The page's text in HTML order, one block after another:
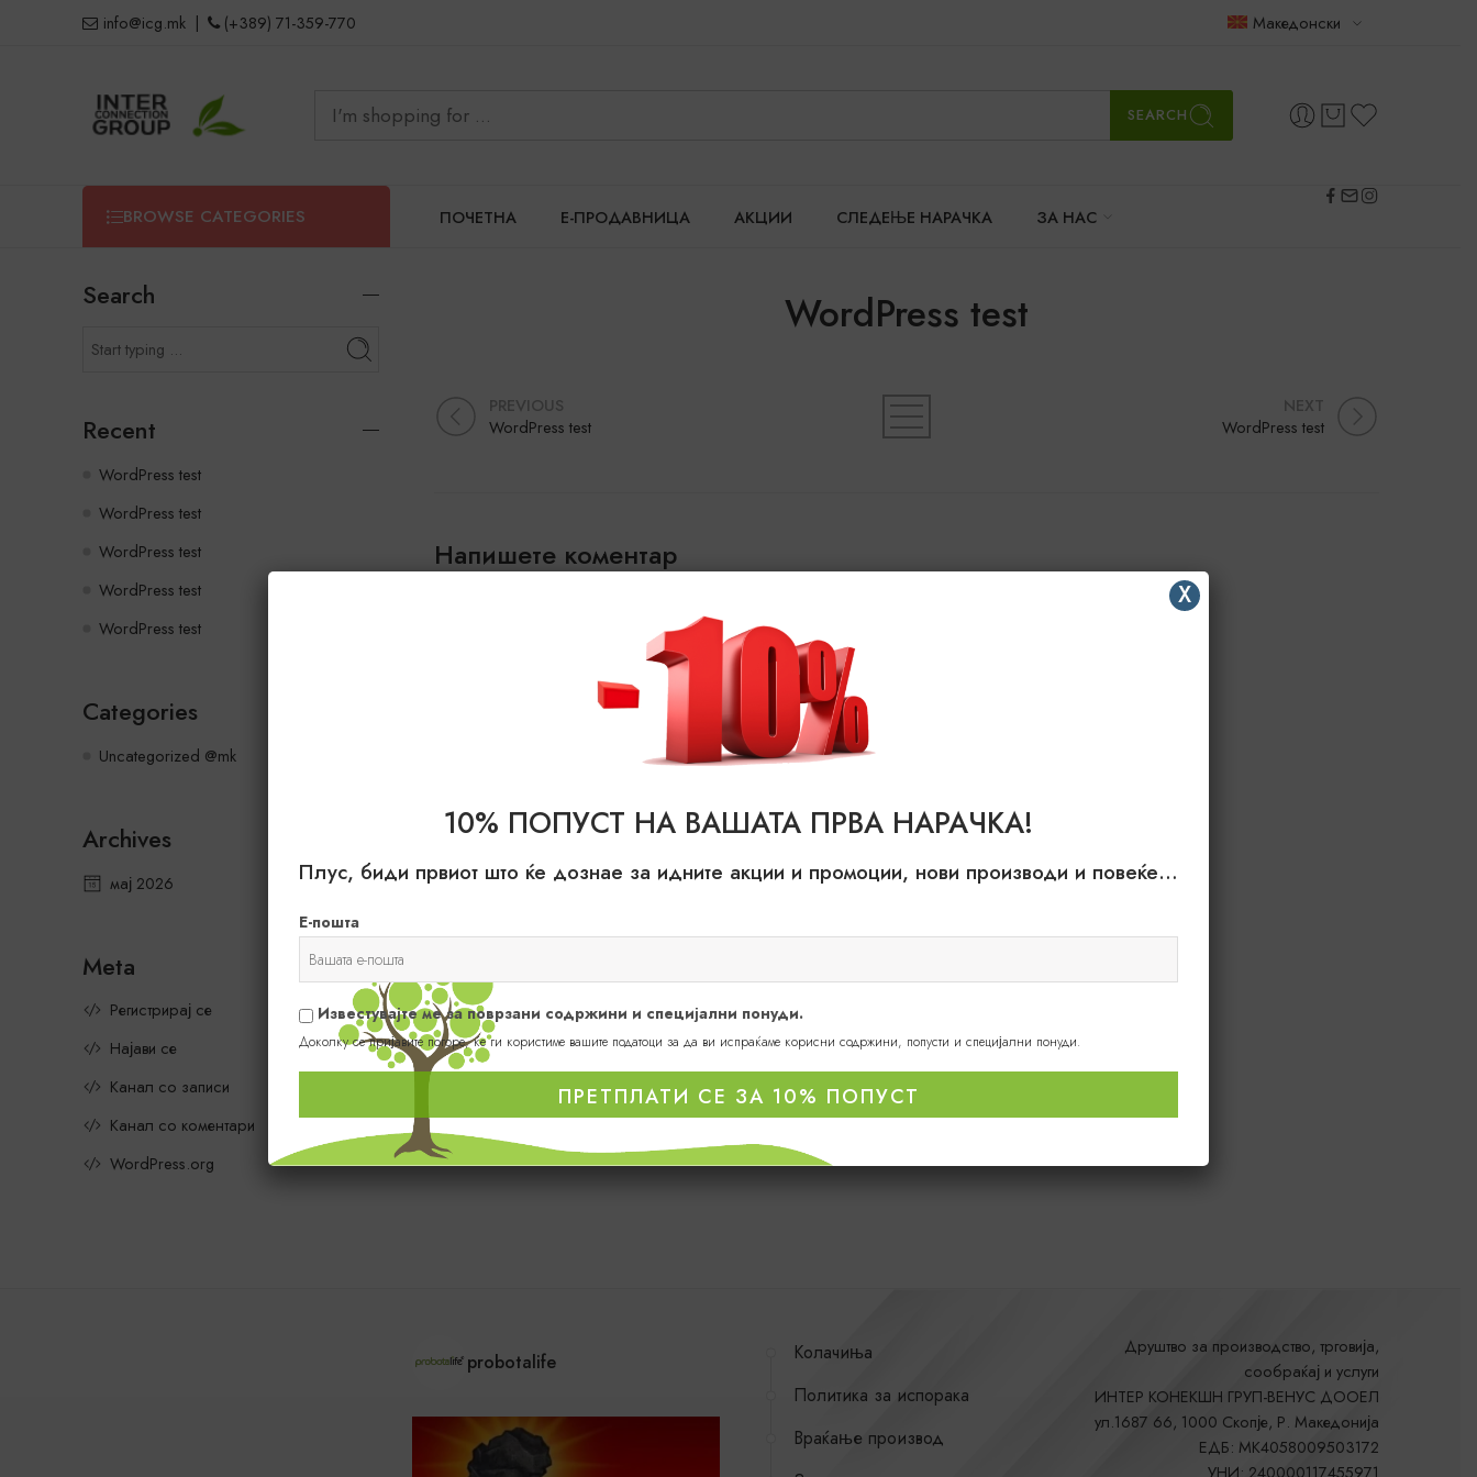
info@icg.mk| (+389) 71-359-770 Македонски
SEARCH
BROWSE CATEGORIES ПОЧЕТНА Е-ПРОДАВНИЦА АКЦИИ СЛЕДЕЊЕ НАРАЧКА ЗА НАС
WordPress test
PREVIOUS
WordPress test
NEXT
WordPress test
Напишете коментар
Search
Recent
WordPress test
WordPress test
WordPress test
WordPress test
WordPress test
Categories
Uncategorized @mk
Archives
мај 2026
Meta
Регистрирај се
Најави се
Канал со записи
Канал со коментари
WordPress.org
probotalife
Колачиња
Политика за испорака
Враќање производ
Друштво за производство, трговија,
сообраќај и услуги
ИНТЕР КОНЕКШН ГРУП-ВЕНУС ДООЕЛ
ул.1687 66, 1000 Скопје, Р. Македонија
ЕДБ: MK4058009503172
10% ПОПУСТ НА ВАШАТА ПРВА НАРАЧКА!
Плус, биди првиот што ќе дознае за идните акции и промоции, нови производи и повеќе…
Е-пошта
Известувајте ме за поврзани содржини и специјални понуди.
Доколку се пријавите погоре, ќе ги користиме вашите податоци за да ви испраќаме корисни содржини, попусти и специјални понуди.
ПРЕТПЛАТИ СЕ ЗА 10% ПОПУСТ
X